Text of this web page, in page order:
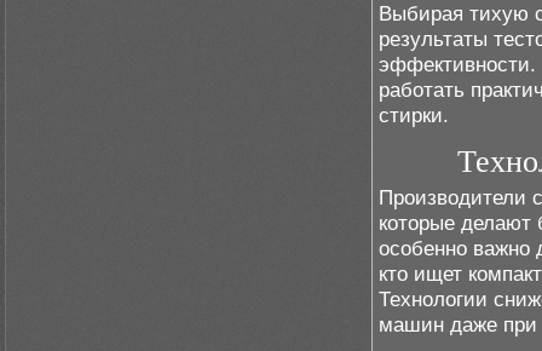
Выбирая тихую
результаты
эффективности.
работать
стирки.
Производители
которые делают
особенно важно
кто ищет
Технологии
машин даже при